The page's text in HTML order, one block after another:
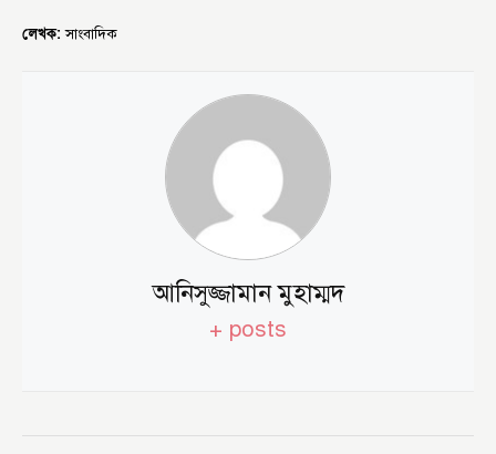
লেখক: সাংবাদিক
আনিসুজ্জামান মুহাম্মদ
+ posts